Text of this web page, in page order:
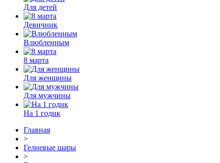
Для детей
Девичник
Влюбленным
8 марта
Для женщины
Для мужчины
На 1 годик
Главная
>
Гелиевые шары
>